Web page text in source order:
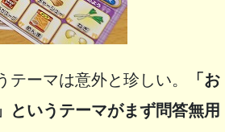
ーマは意外と珍しい。
「お
というテーマがまず問答無用